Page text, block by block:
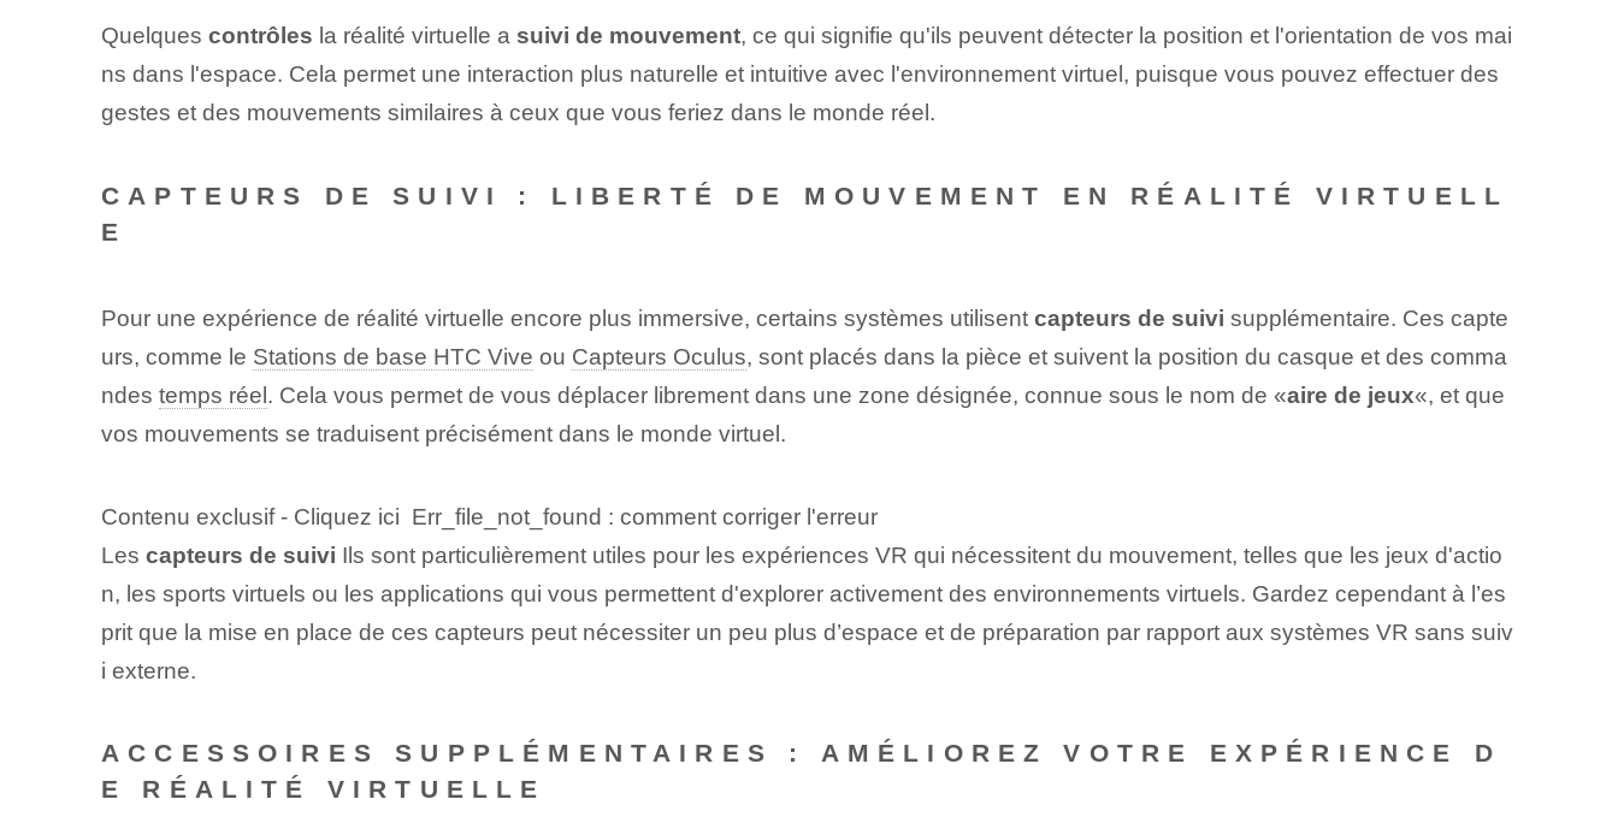
Quelques contrôles la réalité virtuelle a suivi de mouvement, ce qui signifie qu'ils peuvent détecter la position et l'orientation de vos mai
ns dans l'espace. Cela⁣ permet une interaction plus naturelle et intuitive avec l'environnement virtuel, puisque vous pouvez effectuer des
gestes et des mouvements similaires à ceux que vous feriez dans le monde réel.
CAPTEURS DE SUIVI : LIBERTÉ DE MOUVEMENT EN RÉALITÉ VIRTUELL
E
Pour une expérience de réalité virtuelle encore plus immersive, certains systèmes⁣ utilisent capteurs de suivi supplémentaire. Ces capte
urs, comme le Stations de base HTC Vive ou Capteurs Oculus⁢,⁢ sont placés ‌dans la pièce et suivent la position du casque et des comma
ndes temps réel. ⁢Cela vous permet de ⁣vous déplacer librement dans une ⁤zone désignée, connue sous le nom de «aire de jeux«, et que
vos mouvements se traduisent précisément dans le monde virtuel.
Contenu exclusif - Cliquez ici Err_file_not_found : comment corriger l'erreur
Les capteurs de suivi Ils sont particulièrement utiles pour les expériences VR qui nécessitent du mouvement, telles que les jeux d'actio
n, les sports virtuels ou les applications qui vous permettent d'explorer activement des environnements virtuels. Gardez cependant à l’es
prit que la mise en place de ces capteurs peut nécessiter un peu plus d’espace et de préparation par rapport aux systèmes VR sans suiv
i externe.
ACCESSOIRES SUPPLÉMENTAIRES : AMÉLIOREZ VOTRE EXPÉRIENCE D
E RÉALITÉ VIRTUELLE